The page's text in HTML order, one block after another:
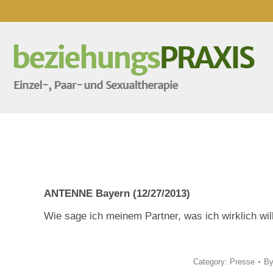
ANTENNE Bayern (12/27/2013)
Wie sage ich meinem Partner, was ich wirklich
Category: Presse By